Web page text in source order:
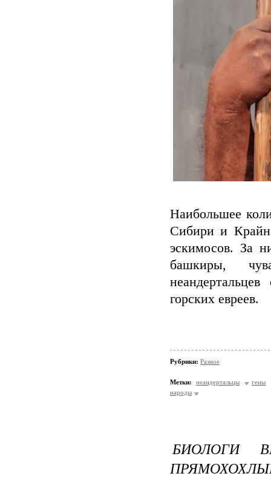
Наибольшее
Сибири и
эскимосов. За
башкиры,
горских евреев.
Рубрики: Разное
Метки: неандертальцы
гены
народы
БИОЛОГИ